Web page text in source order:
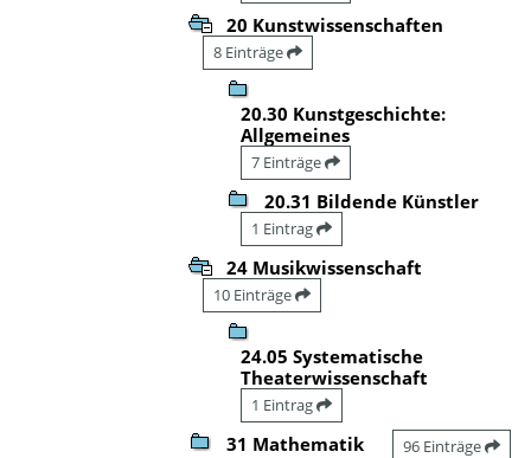
20 Kunstwissenschaften
8 Einträge
20.30 Kunstgeschichte:
Allgemeines
7 Einträge
20.31 Bildende Künstler
1 Eintrag
24 Musikwissenschaft
10 Einträge
24.05 Systematische
Theaterwissenschaft
1 Eintrag
31 Mathematik 96 Einträge